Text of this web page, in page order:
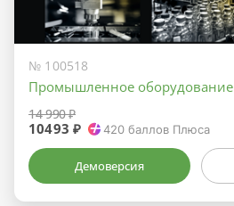
№ 100518
Промышленное оборудование
14 990 ₽
10493 ₽ 420 баллов Плюса
Демоверсия